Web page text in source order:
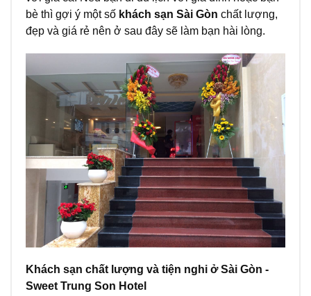
bè thì gợi ý một số khách sạn Sài Gòn chất lượng,
đẹp và giá rẻ nên ở sau đây sẽ làm bạn hài lòng.
Khách sạn chất lượng và tiện nghi ở Sài Gòn -
Sweet Trung Son Hotel